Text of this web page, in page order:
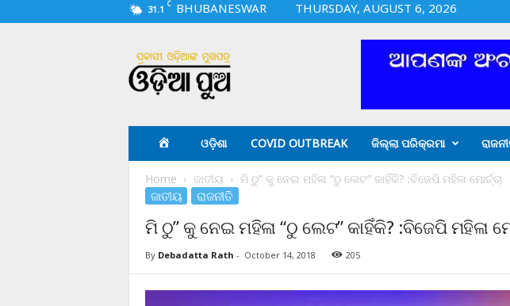
31.1 C BHUBANESWAR
THURSDAY, AUGUST 6, 2026
i
a
ଓଡ଼ିଶା COVID OUTBREAK ଜିଲ୍ଲା ପରିକ୍ରମା
Home ଜାତୀୟ ମି ଠୁ” କୁ ନେଇ ମହିଳା “ଠୁ ଲେଟ” କାହିଁକି? :ବିଜେପି ମହିଳା ମୋର୍ଚ୍ଚା
ଜାତୀୟ ରାଜନୀତି
ମି ଠୁ” କୁ ନେଇ ମହିଳା “ଠୁ ଲେଟ” କାହିଁକି? :ବିଜେପି ମହିଳା
By Debadatta Rath - October 14, 2018 205